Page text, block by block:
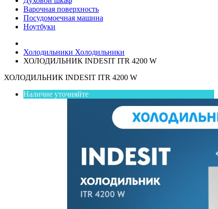
Варочная поверхность
Посудомоечная машина
Ноутбуки
Холодильники Холодильники
ХОЛОДИЛЬНИК INDESIT ITR 4200 W
ХОЛОДИЛЬНИК INDESIT ITR 4200 W
Наличие уточняйте